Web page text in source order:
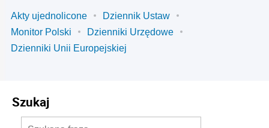
Akty ujednolicone
Dziennik Ustaw
Monitor Polski
Dzienniki Urzędowe
Dzienniki Unii Europejskiej
Szukaj